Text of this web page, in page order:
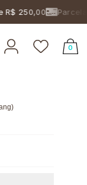
Parcelamento
0
)